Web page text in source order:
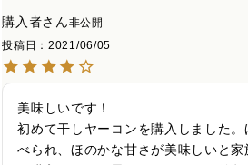
購入者
非公開
投稿日
2021/06/05
美味しいです！
初めて干しヤーコンを購入しました
べられ、ほのかな甘さが美味しいと家